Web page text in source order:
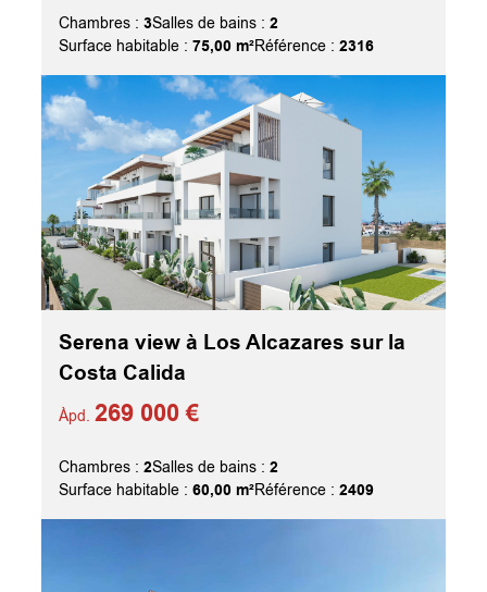
Chambres :3Salles de bains :2
Surface habitable :75,00 m²Référence :2316
Serena view à Los Alcazares sur la
Costa Calida
Àpd.269 000 €
Chambres :2Salles de bains :2
Surface habitable :60,00 m²Référence :2409